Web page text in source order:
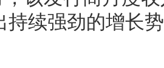
持续强劲的增长